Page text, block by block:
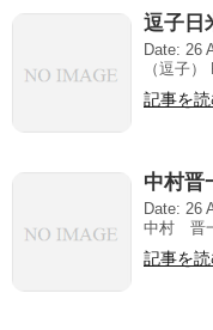
逗子日
Date: 26
（逗子
記事を
中村晋
Date: 26
中村 晋
記事を